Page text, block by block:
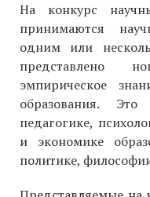
На конкурс
принимаются
одним или
представлено
эмпирическое
образования.
педагогике,
и экономике
политике,